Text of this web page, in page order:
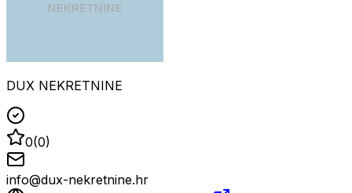
DUX NEKRETNINE
0(0)
info@dux-nekretnine.hr